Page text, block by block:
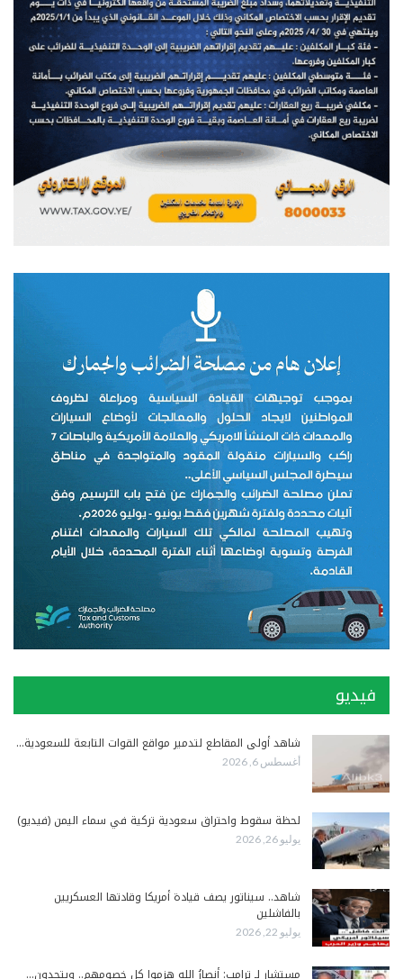
فيديو
شاهد أولى المقاطع لتدمير مواقع القوات التابعة للسعودية…
أغسطس 6, 2026
لحظة سقوط واحتراق سعودية تركية في سماء اليمن (فيديو)
يوليو 26, 2026
شاهد.. سيناتور يصف قيادة أمريكا وقادتها العسكريين
بالفاشلين
يوليو 22, 2026
مستشار لـ ترامب: أنصارُ الله هزموا كل خصومهم.. ويتحدون…